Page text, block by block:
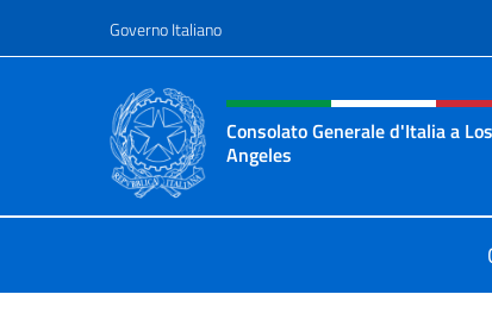
Governo Italiano
Intestazione sito, social
Consolato Generale d'Italia a Los
Angeles